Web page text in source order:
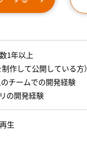
1年以上
作して公開している方）
チームでの開発経験
の開発経験
生